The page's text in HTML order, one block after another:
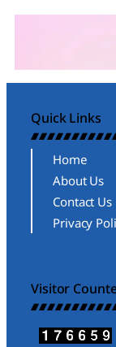
Quick Links
Home
About Us
Contact Us
Privacy
Visitor